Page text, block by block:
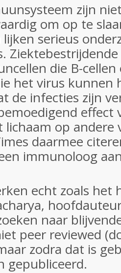
zijn
om op te
lijken serieus
die B-
het virus kunnen
de infecties zijn
effect
lichaam op andere
daarmee
immunoloog
echt zoals het
naar
peer reviewed
zodra dat is
gepubliceerd.